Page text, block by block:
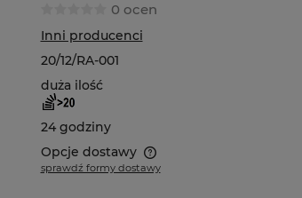
0 ocen
Inni producenci
20/12/RA-001
duża ilość
24 godziny
Opcje dostawy
sprawdź formy dostawy